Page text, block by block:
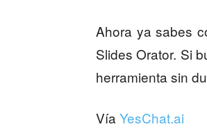
Ahora ya sabes
Slides Orator. Si
herramienta sin
Vía YesChat.ai